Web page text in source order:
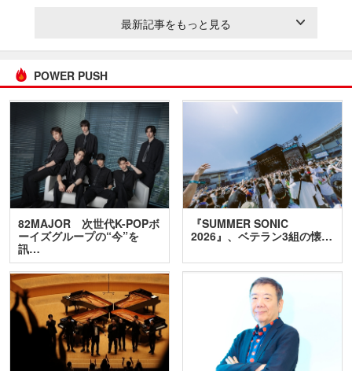
最新記事をもっと見る
POWER PUSH
82MAJOR 次世代K-POPボ
ーイズグループの“今”を
訊…
『SUMMER SONIC
2026』、ベテラン3組の懐…